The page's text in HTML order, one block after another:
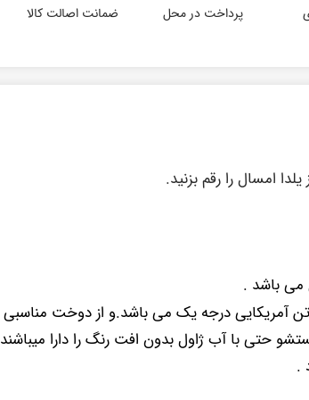
پرداخت در محل ضمانت اصالت کالا
امسال را رقم بزنید.
درجه یک می باشد.و از دوخت مناسبی
حتی با آب ژاول بدون افت رنگ را دارا
.